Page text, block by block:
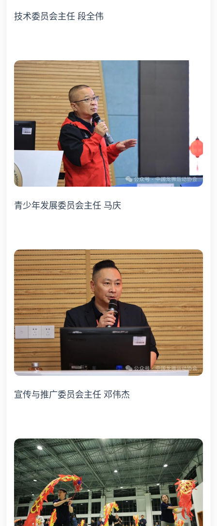
技术委员会主任 段全伟
青少年发展委员会主任 马庆
宣传与推广委员会主任 邓伟杰